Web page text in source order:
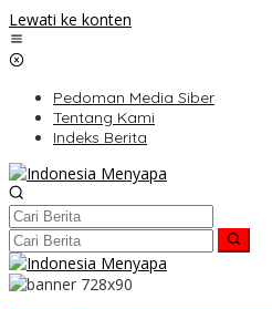
Lewati ke konten
Pedoman Media Siber
Tentang Kami
Indeks Berita